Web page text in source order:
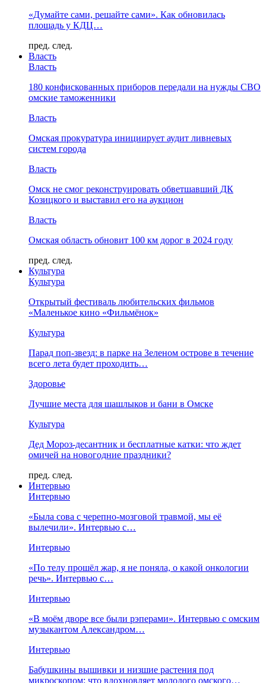
«Думайте сами, решайте сами». Как обновилась
площадь у КДЦ…
пред. след.
Власть
Власть
180 конфискованных приборов передали на нужды СВО
омские таможенники
Власть
Омская прокуратура инициирует аудит ливневых
систем города
Власть
Омск не смог реконструировать обветшавший ДК
Козицкого и выставил его на аукцион
Власть
Омская область обновит 100 км дорог в 2024 году
пред. след.
Культура
Культура
Открытый фестиваль любительских фильмов
«Маленькое кино «Фильмёнок»
Культура
Парад поп-звезд: в парке на Зеленом острове в течение
всего лета будет проходить…
Здоровье
Лучшие места для шашлыков и бани в Омске
Культура
Дед Мороз-десантник и бесплатные катки: что ждет
омичей на новогодние праздники?
пред. след.
Интервью
Интервью
«Была сова с черепно-мозговой травмой, мы её
вылечили». Интервью с…
Интервью
«По телу прошёл жар, я не поняла, о какой онкологии
речь». Интервью с…
Интервью
«В моём дворе все были рэперами». Интервью с омским
музыкантом Александром…
Интервью
Бабушкины вышивки и низшие растения под
микроскопом: что вдохновляет молодого омского…